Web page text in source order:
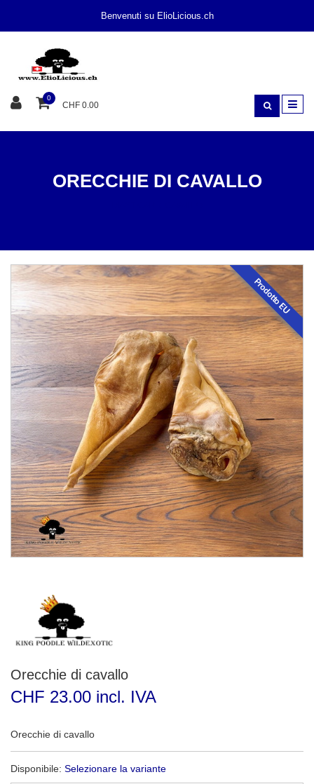
Benvenuti su ElioLicious.ch
0
CHF 0.00
ORECCHIE DI CAVALLO
Prodotto EU
Orecchie di cavallo
CHF 23.00 incl. IVA
Orecchie di cavallo
Disponibile: Selezionare la variante